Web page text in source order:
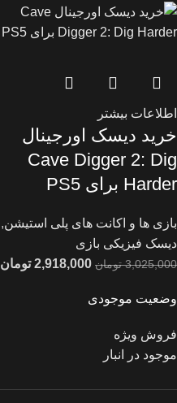
وضعیت موجودی
فروش ویژه
موجود در انبار
اطلاعات بیشتر
خرید دیسک اورجینال
Cave Digger 2: Dig
Harder برای PS5
بازی ها و اکانت های پلی استیشن,
دیسک فیزیکی بازی
3,025,000 تومان 2,918,000 تومان